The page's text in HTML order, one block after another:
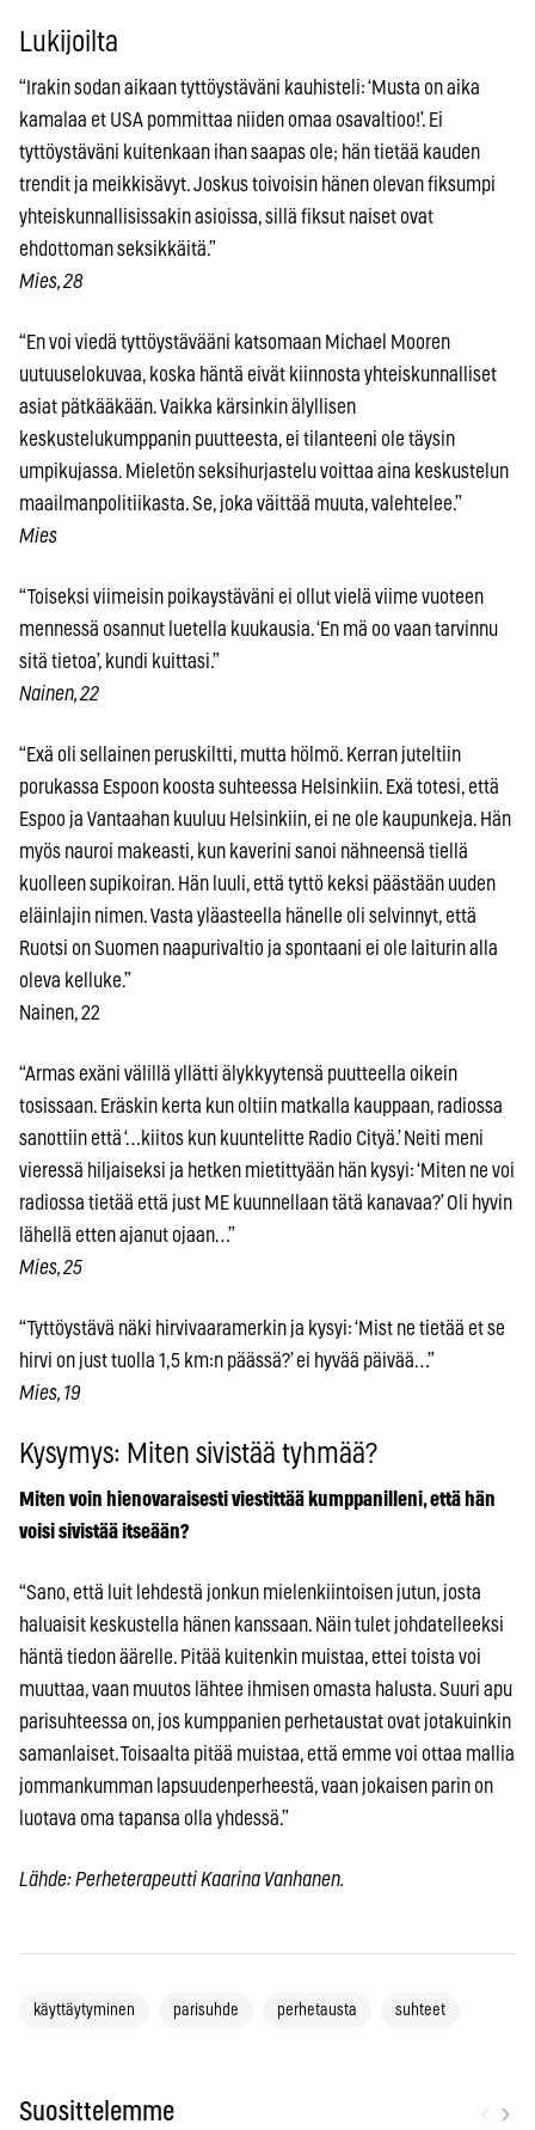
Lukijoilta
“Irakin sodan aikaan tyttöystäväni kauhisteli: ‘Musta on aika
kamalaa et USA pommittaa niiden omaa osavaltioo!’. Ei
tyttöystäväni kuitenkaan ihan saapas ole; hän tietää kauden
trendit ja meikkisävyt. Joskus toivoisin hänen olevan fiksumpi
yhteiskunnallisissakin asioissa, sillä fiksut naiset ovat
ehdottoman seksikkäitä.”
Mies, 28
“En voi viedä tyttöystävääni katsomaan Michael Mooren
uutuuselokuvaa, koska häntä eivät kiinnosta yhteiskunnalliset
asiat pätkääkään. Vaikka kärsinkin älyllisen
keskustelukumppanin puutteesta, ei tilanteeni ole täysin
umpikujassa. Mieletön seksihurjastelu voittaa aina keskustelun
maailmanpolitiikasta. Se, joka väittää muuta, valehtelee.”
Mies
“Toiseksi viimeisin poikaystäväni ei ollut vielä viime vuoteen
mennessä osannut luetella kuukausia. ‘En mä oo vaan tarvinnu
sitä tietoa’, kundi kuittasi.”
Nainen, 22
“Exä oli sellainen peruskiltti, mutta hölmö. Kerran juteltiin
porukassa Espoon koosta suhteessa Helsinkiin. Exä totesi, että
Espoo ja Vantaahan kuuluu Helsinkiin, ei ne ole kaupunkeja. Hän
myös nauroi makeasti, kun kaverini sanoi nähneensä tiellä
kuolleen supikoiran. Hän luuli, että tyttö keksi päästään uuden
eläinlajin nimen. Vasta yläasteella hänelle oli selvinnyt, että
Ruotsi on Suomen naapurivaltio ja spontaani ei ole laiturin alla
oleva kelluke.”
Nainen, 22
“Armas exäni välillä yllätti älykkyytensä puutteella oikein
tosissaan. Eräskin kerta kun oltiin matkalla kauppaan, radiossa
sanottiin että ‘…kiitos kun kuuntelitte Radio Cityä.’ Neiti meni
vieressä hiljaiseksi ja hetken mietittyään hän kysyi: ‘Miten ne voi
radiossa tietää että just ME kuunnellaan tätä kanavaa?’ Oli hyvin
lähellä etten ajanut ojaan…”
Mies, 25
“Tyttöystävä näki hirvivaaramerkin ja kysyi: ‘Mist ne tietää et se
hirvi on just tuolla 1,5 km:n päässä?’ ei hyvää päivää…”
Mies, 19
Kysymys: Miten sivistää tyhmää?
Miten voin hienovaraisesti viestittää kumppanilleni, että hän
voisi sivistää itseään?
“Sano, että luit lehdestä jonkun mielenkiintoisen jutun, josta
haluaisit keskustella hänen kanssaan. Näin tulet johdatelleeksi
häntä tiedon äärelle. Pitää kuitenkin muistaa, ettei toista voi
muuttaa, vaan muutos lähtee ihmisen omasta halusta. Suuri apu
parisuhteessa on, jos kumppanien perhetaustat ovat jotakuinkin
samanlaiset. Toisaalta pitää muistaa, että emme voi ottaa mallia
jommankumman lapsuudenperheestä, vaan jokaisen parin on
luotava oma tapansa olla yhdessä.”
Lähde: Perheterapeutti Kaarina Vanhanen.
käyttäytyminen parisuhde perhetausta suhteet
Suosittelemme ›